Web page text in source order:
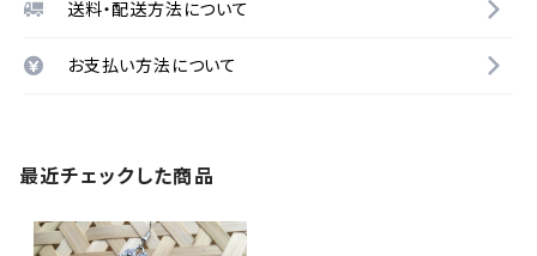
送料・配送方法について
お支払い方法について
最近チェックした商品